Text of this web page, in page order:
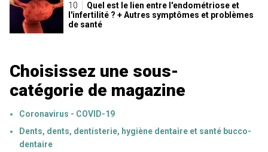
Quel est le lien entre l'endométriose et
l'infertilité ? + Autres symptômes et problèmes
de santé
Choisissez une sous-
catégorie de magazine
Coronavirus - COVID-19
Dents, dents, dentisterie, hygiène dentaire et santé bucco-
dentaire